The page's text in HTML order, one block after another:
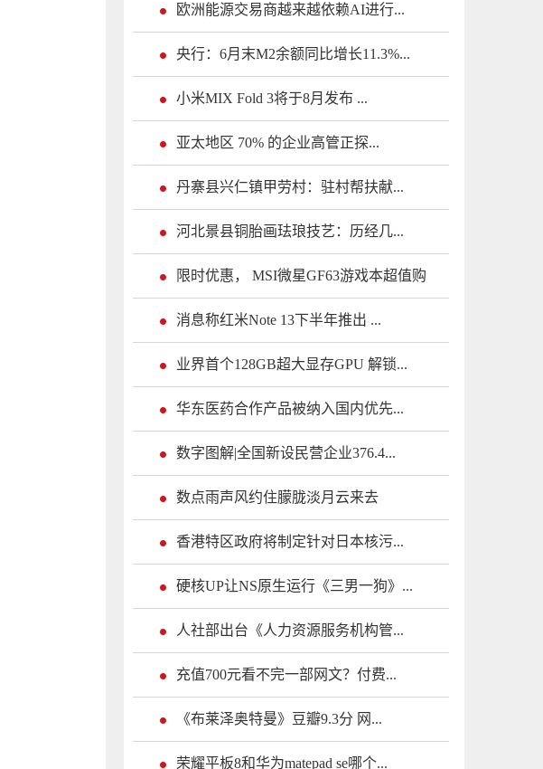
欧洲能源交易商越来越依赖AI进行...
央行：6月末M2余额同比增长11.3%...
小米MIX Fold 3将于8月发布 ...
亚太地区 70% 的企业高管正探...
丹寨县兴仁镇甲劳村：驻村帮扶献...
河北景县铜胎画珐琅技艺：历经几...
限时优惠， MSI微星GF63游戏本超值购
消息称红米Note 13下半年推出 ...
业界首个128GB超大显存GPU 解锁...
华东医药合作产品被纳入国内优先...
数字图解|全国新设民营企业376.4...
数点雨声风约住朦胧淡月云来去
香港特区政府将制定针对日本核污...
硬核UP让NS原生运行《三男一狗》...
人社部出台《人力资源服务机构管...
充值700元看不完一部网文？付费...
《布莱泽奥特曼》豆瓣9.3分 网...
荣耀平板8和华为matepad se哪个...